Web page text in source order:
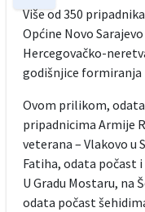
Više od 350
Općine Novo
Hercegovačko-
godišnjice formiranja
Ovom prilikom,
pripadnicima Armije
veterana – Vlakovo u
Fatiha, odata počast
U Gradu Mostaru, na
odata počast